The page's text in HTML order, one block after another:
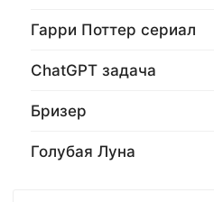
Гарри Поттер сериал
ChatGPT задача
Бризер
Голубая Луна